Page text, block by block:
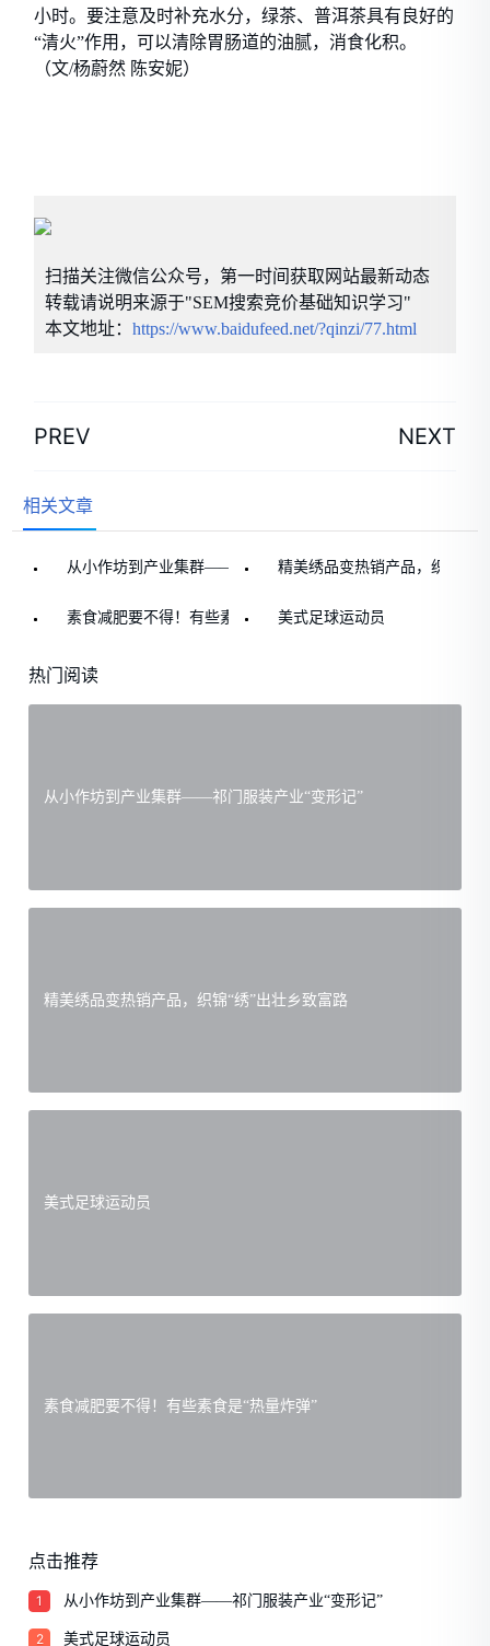
小时。要注意及时补充水分，绿茶、普洱茶具有良好的
“清火”作用，可以清除胃肠道的油腻，消食化积。
（文/杨蔚然 陈安妮）
扫描关注微信公众号，第一时间获取网站最新动态
转载请说明来源于"SEM搜索竞价基础知识学习"
本文地址：https://www.baidufeed.net/?qinzi/77.html
PREV NEXT
相关文章
从小作坊到产业集群——祁门服装产业“变形记”
精美绣品变热销产品，织锦“绣
素食减肥要不得！有些素食是“热量炸弹”
美式足球运动员
热门阅读
从小作坊到产业集群——祁门服装产业“变形记”
精美绣品变热销产品，织锦“绣”出壮乡致富路
美式足球运动员
素食减肥要不得！有些素食是“热量炸弹”
点击推荐
1 从小作坊到产业集群——祁门服装产业“变形记”
2 美式足球运动员